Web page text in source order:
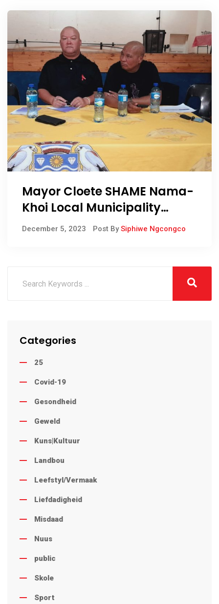
Mayor Cloete SHAME Nama-
Khoi Local Municipality
water service delivery
December 5, 2023 Post BySiphiwe Ngcongco
Categories
25
Covid-19
Gesondheid
Geweld
Kuns|Kultuur
Landbou
Leefstyl/Vermaak
Liefdadigheid
Misdaad
Nuus
public
Skole
Sport